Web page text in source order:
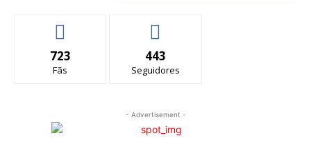
723
Fãs
443
Seguidores
- Advertisement -